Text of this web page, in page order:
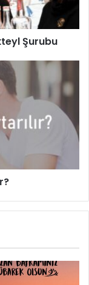
Şurubu